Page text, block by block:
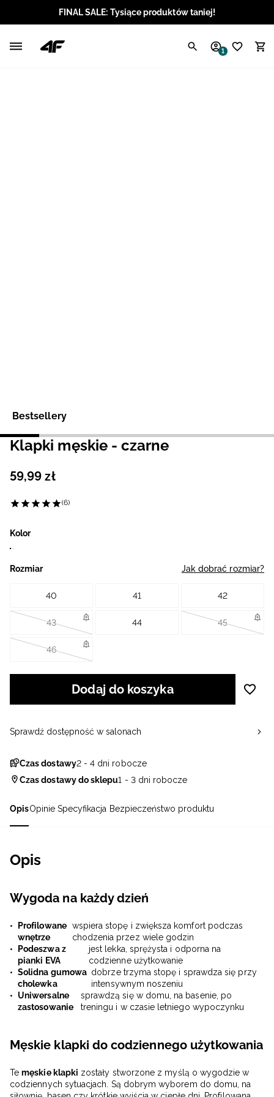
FINAL SALE: Tysiące produktów taniej!
1
Bestsellery
OpisOpinie Specyfikacja Bezpieczeństwo produktu
Opis
Wygoda na każdy dzień
Profilowane
wnętrze
wspiera stopę i zwiększa komfort podczas
chodzenia przez wiele godzin
Podeszwa z
pianki EVA
jest lekka, sprężysta i odporna na
codzienne użytkowanie
Solidna gumowa
cholewka
dobrze trzyma stopę i sprawdza się przy
intensywnym noszeniu
Uniwersalne
zastosowanie
sprawdzą się w domu, na basenie, po
treningu i w czasie letniego wypoczynku
Męskie klapki do codziennego użytkowania
Temęskie klapki zostały stworzone z myślą o wygodzie w
codziennych sytuacjach. Są dobrym wyborem do domu, na
Klapki męskie - czarne
59,99 zł
(6)
Kolor
Rozmiar Jak dobrać rozmiar?
40 41 42
43 44 45
46
Dodaj do koszyka
Czas dostawy2 - 4 dni robocze
Czas dostawy do sklepu1 - 3 dni robocze
Sprawdź dostępność w salonach